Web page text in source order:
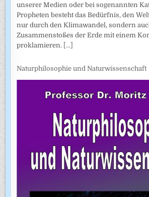
unserer Medien oder bei sogenannten
Propheten besteht das Bedürfnis, den
nur durch den Klimawandel, sondern
Zusammenstoßes der Erde mit einem
proklamieren. [...]
Naturphilosophie und Naturwissenschaft